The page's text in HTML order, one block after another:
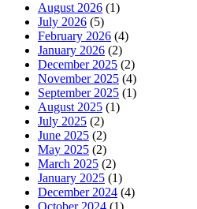
August 2026 (1)
July 2026 (5)
February 2026 (4)
January 2026 (2)
December 2025 (2)
November 2025 (4)
September 2025 (1)
August 2025 (1)
July 2025 (2)
June 2025 (2)
May 2025 (2)
March 2025 (2)
January 2025 (1)
December 2024 (4)